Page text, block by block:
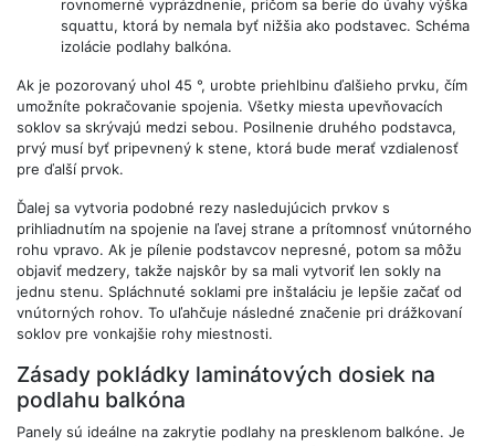
rovnomerné vyprázdnenie, pričom sa berie do úvahy výška
squattu, ktorá by nemala byť nižšia ako podstavec. Schéma
izolácie podlahy balkóna.
Ak je pozorovaný uhol 45 °, urobte priehlbinu ďalšieho prvku, čím
umožníte pokračovanie spojenia. Všetky miesta upevňovacích
soklov sa skrývajú medzi sebou. Posilnenie druhého podstavca,
prvý musí byť pripevnený k stene, ktorá bude merať vzdialenosť
pre ďalší prvok.
Ďalej sa vytvoria podobné rezy nasledujúcich prvkov s
prihliadnutím na spojenie na ľavej strane a prítomnosť vnútorného
rohu vpravo. Ak je pílenie podstavcov nepresné, potom sa môžu
objaviť medzery, takže najskôr by sa mali vytvoriť len sokly na
jednu stenu. Spláchnuté soklami pre inštaláciu je lepšie začať od
vnútorných rohov. To uľahčuje následné značenie pri drážkovaní
soklov pre vonkajšie rohy miestnosti.
Zásady pokládky laminátových dosiek na
podlahu balkóna
Panely sú ideálne na zakrytie podlahy na presklenom balkóne. Je